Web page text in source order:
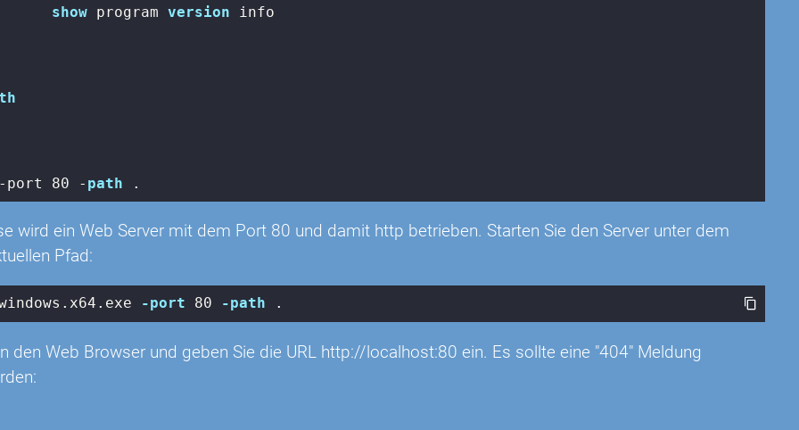
show program version info
-port 80 - path .
wird ein Web Server mit dem Port 80 und damit http betrieben. Starten Sie den Server unter dem
Pfad:
.x64 .exe -port 80 -path .
den Web Browser und geben Sie die URL http://localhost:80 ein. Es sollte eine "404" Meldung